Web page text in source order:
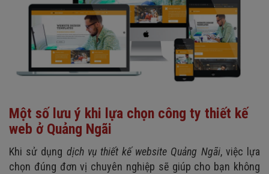
Một số lưu ý khi lựa chọn công ty thiết kế
web ở Quảng Ngãi
Khi sử dụng dịch vụ thiết kế website Quảng Ngãi, việc lựa
chọn đúng đơn vị chuyên nghiệp sẽ giúp cho bạn không